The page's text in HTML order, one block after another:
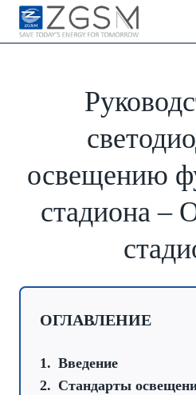
Skip
освещению
стадиона –
ОГЛАВЛЕНИЕ
Введение
Стандарты